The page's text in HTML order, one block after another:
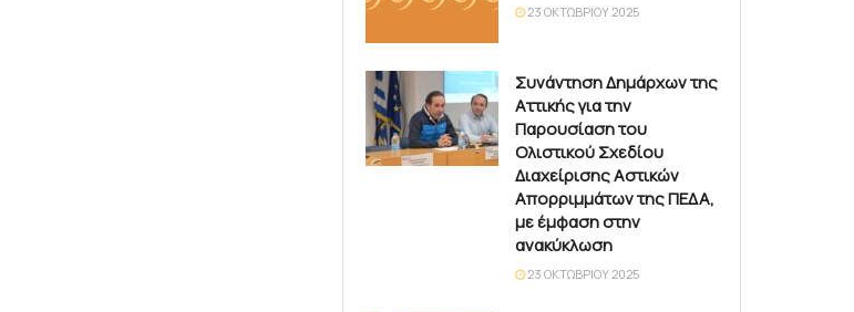
23 ΟΚΤΩΒΡΊΟΥ 2025
Συνάντηση Δημάρχων της
Αττικής για την
Παρουσίαση του
Ολιστικού Σχεδίου
Διαχείρισης Αστικών
Απορριμμάτων της ΠΕΔΑ,
με έμφαση στην
ανακύκλωση
23 ΟΚΤΩΒΡΊΟΥ 2025